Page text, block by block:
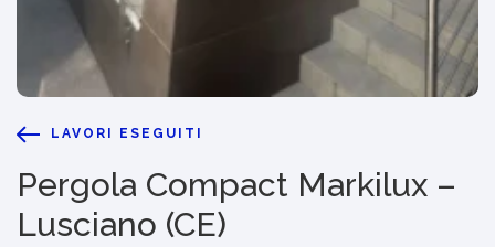
LAVORI ESEGUITI
Pergola Compact Markilux –
Lusciano (CE)